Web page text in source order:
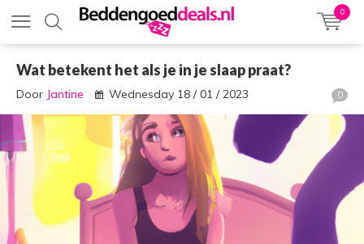
0
Wat betekent het als je in je slaap praat?
Door Jantine Wednesday 18 / 01 / 2023 0